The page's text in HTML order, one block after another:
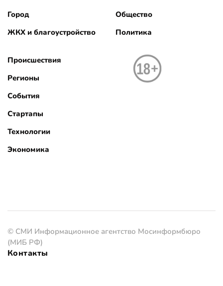
Город
ЖКХ и благоустройство
Общество
Политика
Происшествия
Регионы
События
Стартапы
Технологии
Экономика
© СМИ Информационное агентство Мосинформбюро
(МИБ РФ)
Контакты